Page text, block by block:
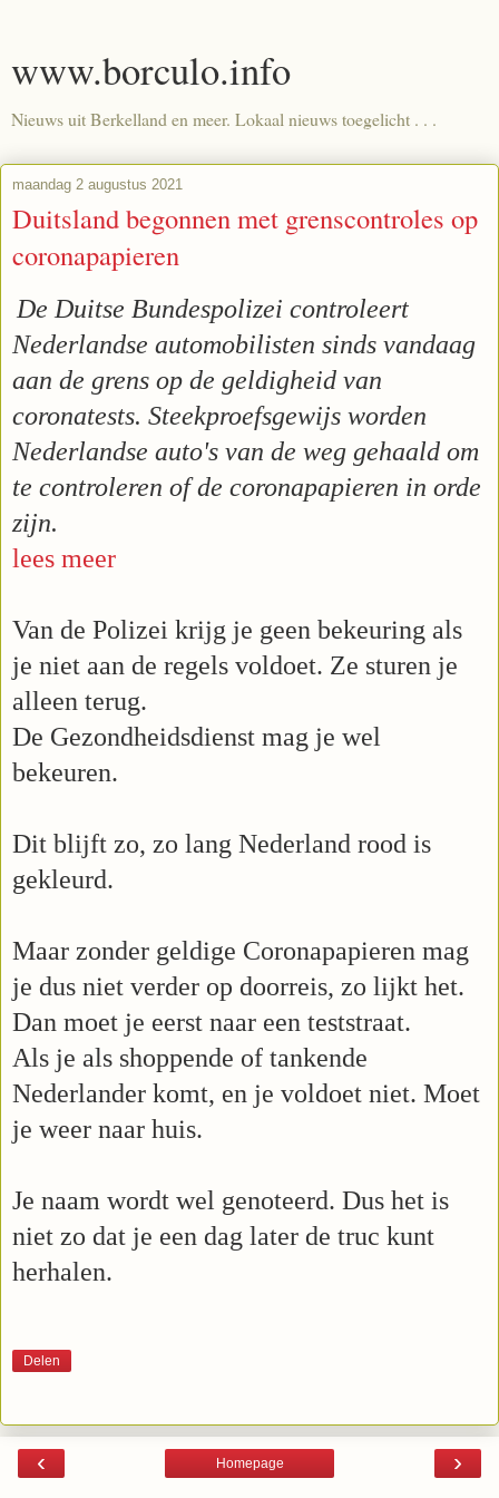
www.borculo.info
Nieuws uit Berkelland en meer. Lokaal nieuws toegelicht . . .
maandag 2 augustus 2021
Duitsland begonnen met grenscontroles op
coronapapieren
De Duitse Bundespolizei controleert
Nederlandse automobilisten sinds vandaag
aan de grens op de geldigheid van
coronatests. Steekproefsgewijs worden
Nederlandse auto's van de weg gehaald om
te controleren of de coronapapieren in orde
zijn.
lees meer
Van de Polizei krijg je geen bekeuring als
je niet aan de regels voldoet. Ze sturen je
alleen terug.
De Gezondheidsdienst mag je wel
bekeuren.
Dit blijft zo, zo lang Nederland rood is
gekleurd.
Maar zonder geldige Coronapapieren mag
je dus niet verder op doorreis, zo lijkt het.
Dan moet je eerst naar een teststraat.
Als je als shoppende of tankende
Nederlander komt, en je voldoet niet. Moet
je weer naar huis.
Je naam wordt wel genoteerd. Dus het is
niet zo dat je een dag later de truc kunt
herhalen.
Delen
‹ ›
Homepage